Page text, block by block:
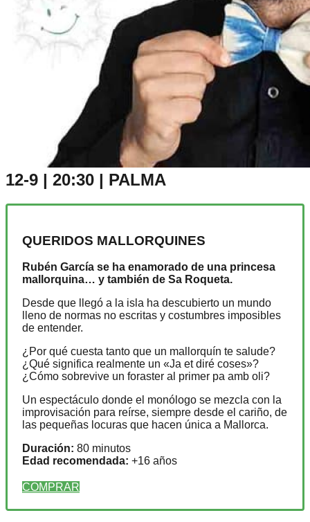
12-9 | 20:30 | PALMA
QUERIDOS MALLORQUINES
Rubén García se ha enamorado de una princesa
mallorquina… y también de Sa Roqueta.
Desde que llegó a la isla ha descubierto un mundo
lleno de normas no escritas y costumbres imposibles
de entender.
¿Por qué cuesta tanto que un mallorquín te salude?
¿Qué significa realmente un «Ja et diré coses»?
¿Cómo sobrevive un foraster al primer pa amb oli?
Un espectáculo donde el monólogo se mezcla con la
improvisación para reírse, siempre desde el cariño, de
las pequeñas locuras que hacen única a Mallorca.
Duración: 80 minutos
Edad recomendada: +16 años
COMPRAR